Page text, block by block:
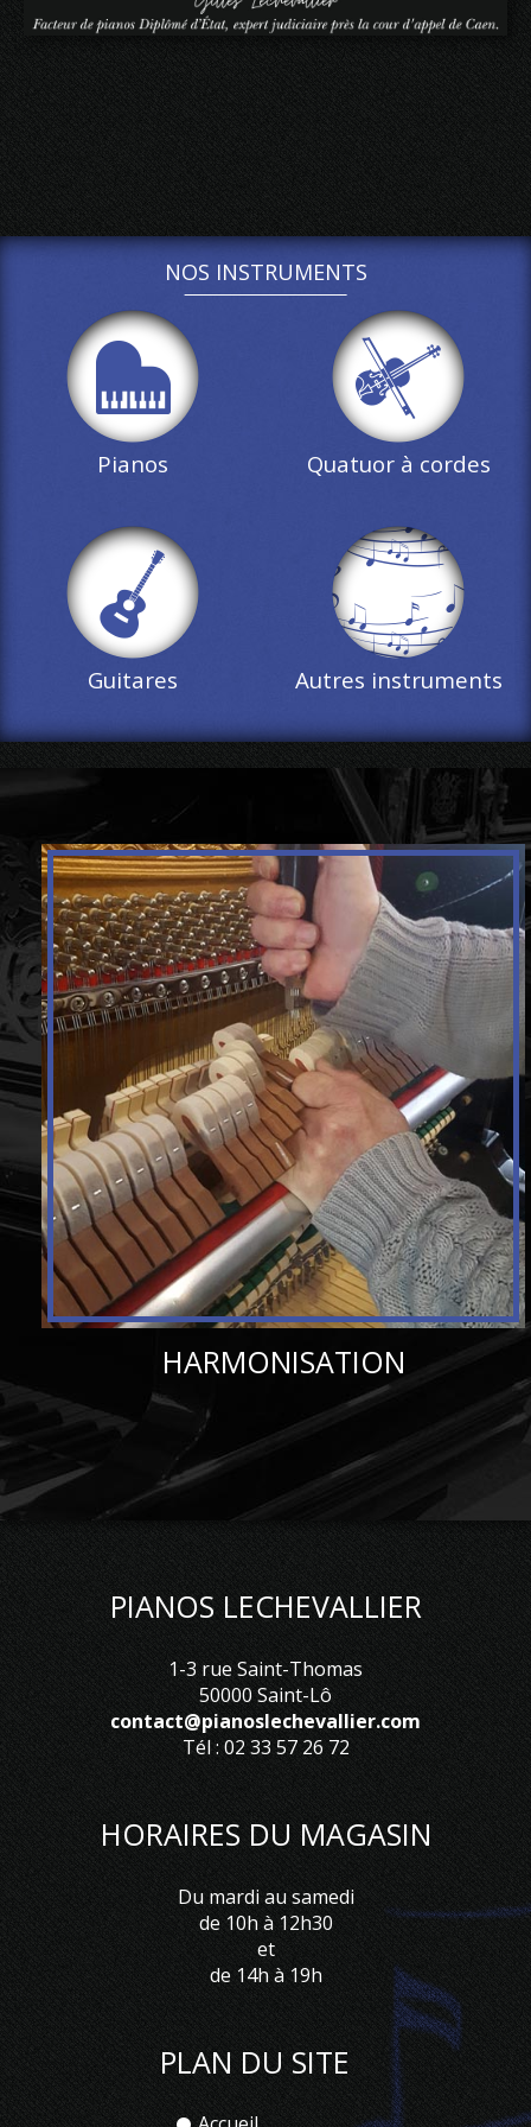
NOS INSTRUMENTS
Pianos Quatuor à cordes
Guitares Autres instruments
HARMONISATION
PIANOS LECHEVALLIER
1-3 rue Saint-Thomas
50000 Saint-Lô
contact@pianoslechevallier.com
Tél : 02 33 57 26 72
HORAIRES DU MAGASIN
Du mardi au samedi
de 10h à 12h30
et
de 14h à 19h
PLAN DU SITE